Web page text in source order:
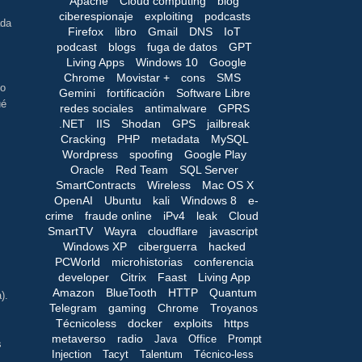
ciberespionaje
exploiting
podcasts
Firefox
libro Gmail DNS
IoT
podcast
blogs fuga de datos
GPT
Living Apps
Windows 10
Google
Chrome
Movistar + cons
SMS
Gemini
fortificación
Software Libre
redes sociales
antimalware
GPRS
.NET
IIS Shodan GPS
jailbreak
Cracking
PHP metadata
MySQL
Wordpress
spoofing
Google Play
Oracle
Red Team
SQL Server
SmartContracts
Wireless
Mac OS X
OpenAI
Ubuntu kali Windows 8
e-
crime
fraude online iPv4 leak
Cloud
SmartTV
Wayra cloudflare
javascript
Windows XP
ciberguerra
hacked
PCWorld
microhistorias
conferencia
developer
Citrix Faast
Living App
Amazon
BlueTooth HTTP
Quantum
Telegram
gaming Chrome
Troyanos
Técnicoless
docker exploits
https
metaverso
radio Java Office
Prompt
Injection
Tacyt Talentum Técnico-less